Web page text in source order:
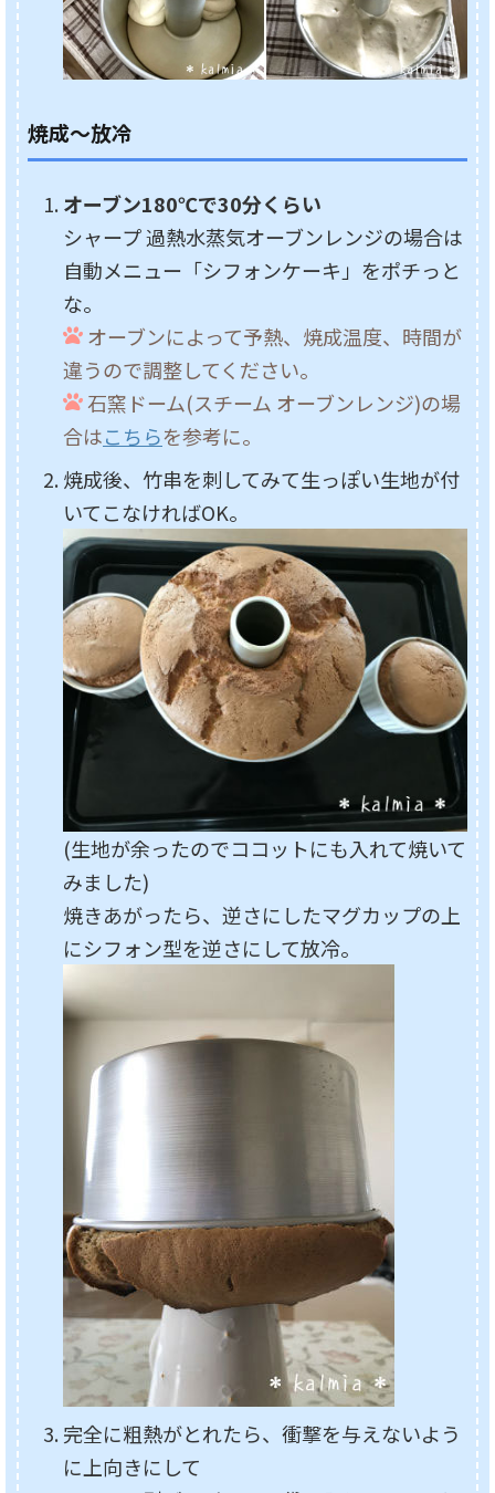
焼成～放冷
オーブン180℃で30分くらい
シャープ 過熱水蒸気オーブンレンジの場合は
自動メニュー「シフォンケーキ」をポチっと
な。
オーブンによって予熱、焼成温度、時間が
違うので調整してください。
石窯ドーム(スチーム オーブンレンジ)の場
合はこちらを参考に。
焼成後、竹串を刺してみて生っぽい生地が付
いてこなければOK。
(生地が余ったのでココットにも入れて焼いて
みました)
焼きあがったら、逆さにしたマグカップの上
にシフォン型を逆さにして放冷。
完全に粗熱がとれたら、衝撃を与えないよう
に上向きにして